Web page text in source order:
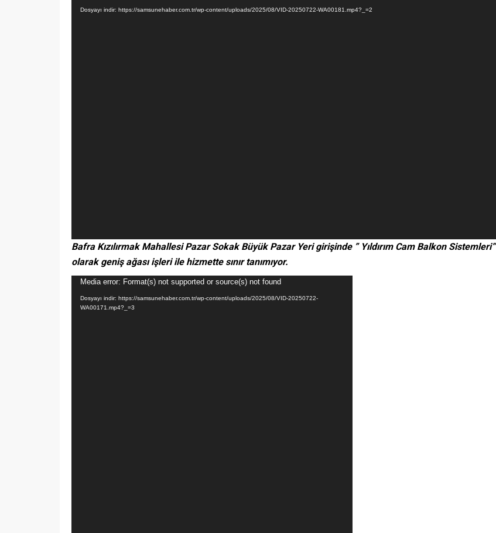
oynatıcı
Dosyayı indir: https://samsunehaber.com.tr/wp-content/uploads/2025/08/VID-20250722-WA00181.mp4?_=2
Bafra Kızılırmak Mahallesi Pazar Sokak Büyük Pazar Yeri girişinde ” Yıldırım Cam Balkon Sistemleri”
olarak geniş ağası işleri ile hizmette sınır tanımıyor.
Video
oynatıcı
Media error: Format(s) not supported or source(s) not found
Dosyayı indir: https://samsunehaber.com.tr/wp-content/uploads/2025/08/VID-20250722-
WA00171.mp4?_=3